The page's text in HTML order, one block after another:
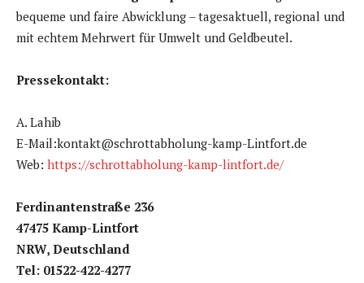
bequeme und faire Abwicklung – tagesaktuell, regional und
mit echtem Mehrwert für Umwelt und Geldbeutel.
Pressekontakt:
A. Lahib
E-Mail:kontakt@schrottabholung-kamp-Lintfort.de
Web: https://schrottabholung-kamp-lintfort.de/
Ferdinantenstraße 236
47475 Kamp-Lintfort
NRW, Deutschland
Tel: 01522-422-4277